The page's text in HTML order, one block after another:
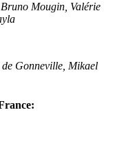
Mougin, Valérie
Gonneville, Mikael
: